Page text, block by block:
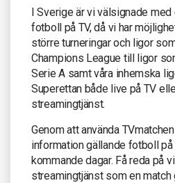
I Sverige är vi välsignade med
fotboll på TV, då vi har
större turneringar och ligor
Champions League till ligor
Serie A samt våra inhemska
Superettan både live på TV
streamingtjänst.
Genom att använda
information gällande fotboll på
kommande dagar. Få reda på
streamingtjänst som en